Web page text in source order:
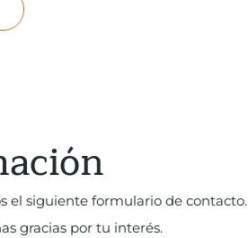
el siguiente formulario de contacto.
gracias por tu interés.